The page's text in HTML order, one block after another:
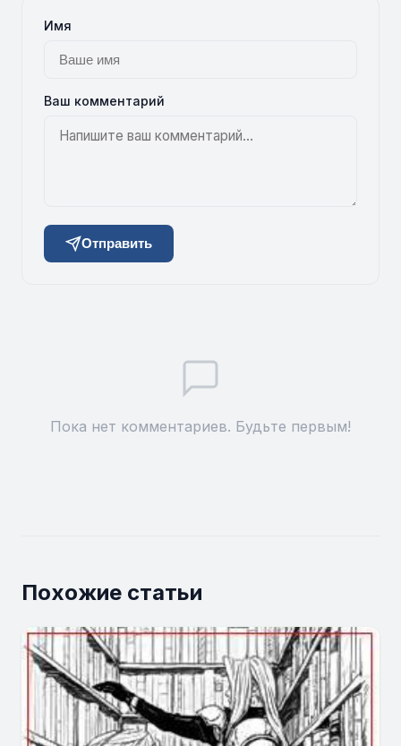
Имя
Ваш комментарий
Отправить
Пока нет комментариев. Будьте первым!
Похожие статьи